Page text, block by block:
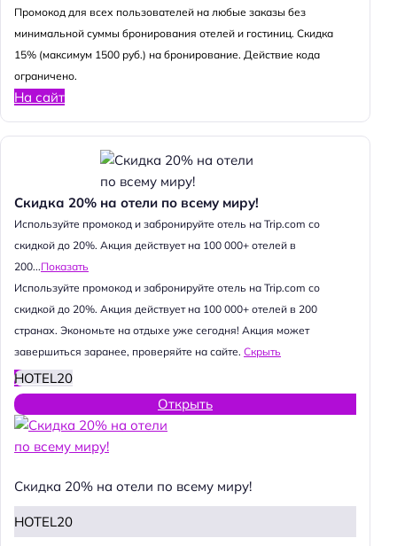
Промокод для всех пользователей на любые заказы без
минимальной суммы бронирования отелей и гостиниц. Скидка
15% (максимум 1500 руб.) на бронирование. Действие кода
ограничено.
На сайт
Скидка 20% на отели по всему миру!
Используйте промокод и забронируйте отель на Trip.com со
скидкой до 20%. Акция действует на 100 000+ отелей в
200...Показать
Используйте промокод и забронируйте отель на Trip.com со
скидкой до 20%. Акция действует на 100 000+ отелей в 200
странах. Экономьте на отдыхе уже сегодня! Акция может
завершиться заранее, проверяйте на сайте. Скрыть
HOTEL20
Открыть
Скидка 20% на отели по всему миру!
HOTEL20